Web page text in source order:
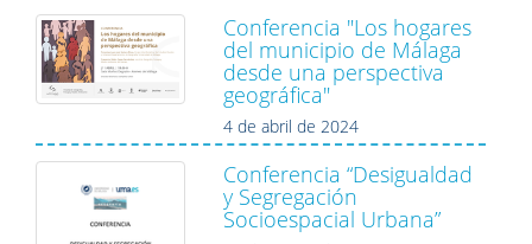
Conferencia "Los hogares
del municipio de Málaga
desde una perspectiva
geográfica"
4 de abril de 2024
Conferencia “Desigualdad
y Segregación
Socioespacial Urbana”